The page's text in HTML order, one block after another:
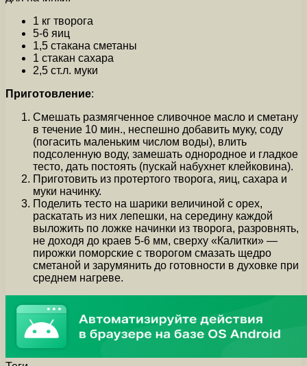
1 кг творога
5-6 яиц
1,5 стакана сметаны
1 стакан сахара
2,5 ст.л. муки
Приготовление:
Смешать размягченное сливочное масло и сметану
в течение 10 мин., неспешно добавить муку, соду
(погасить маленьким числом воды), влить
подсоленную воду, замешать однородное и гладкое
тесто, дать постоять (пускай набухнет клейковина).
Приготовить из протертого творога, яиц, сахара и
муки начинку.
Поделить тесто на шарики величиной с орех,
раскатать из них лепешки, на середину каждой
выложить по ложке начинки из творога, разровнять,
не доходя до краев 5-6 мм, сверху «Калитки» —
пирожки поморские с творогом смазать щедро
сметаной и зарумянить до готовности в духовке при
среднем нагреве.